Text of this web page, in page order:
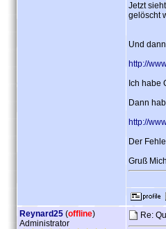
Jetzt
gelöscht
Und
http://
Ich habe
Dann
http://
Der
Gruß
Reynard25 (offline)
Administrator
Re: